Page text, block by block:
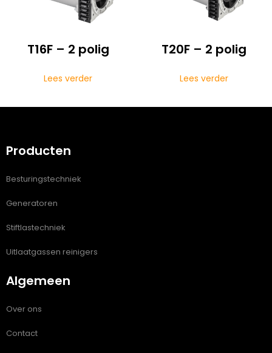
T16F – 2 polig
Lees verder
T20F – 2 polig
Lees verder
Producten
Besturingstechniek
Generatoren
Stiftlastechniek
Uitlaatgassen reinigers
Algemeen
Over ons
Contact